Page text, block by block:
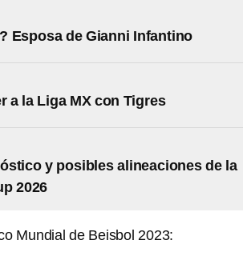
Esposa de Gianni Infantino
a la Liga MX con Tigres
y posibles alineaciones de la
2026
Mundial de Beisbol 2023: